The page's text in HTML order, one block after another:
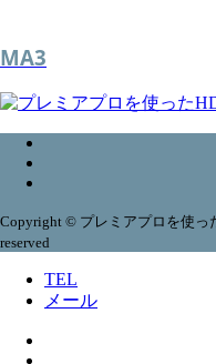
MA3
Copyright © プレミアプロを使っ
reserved
TEL
メール